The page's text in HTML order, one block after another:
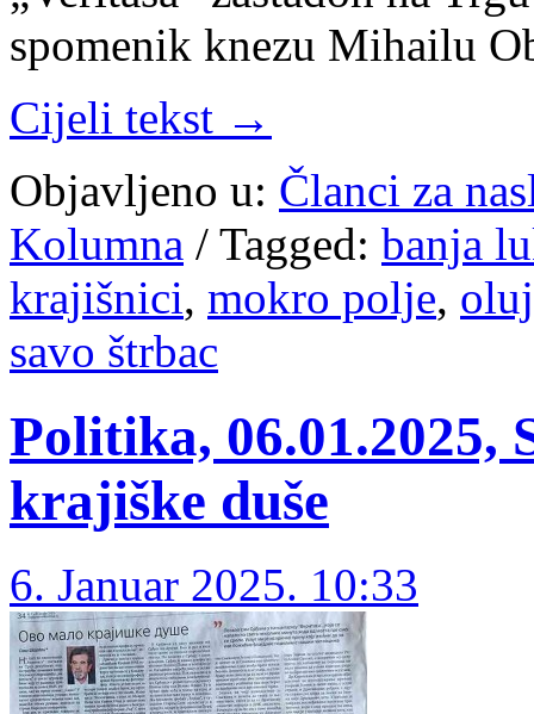
spomenik knezu Mihailu
Cijeli tekst →
Objavljeno u: Članci za
Kolumna / Tagged: banja
krajišnici, mokro polje,
savo štrbac
Politika, 06.01.2025,
krajiške duše
6. Januar 2025. 10:33